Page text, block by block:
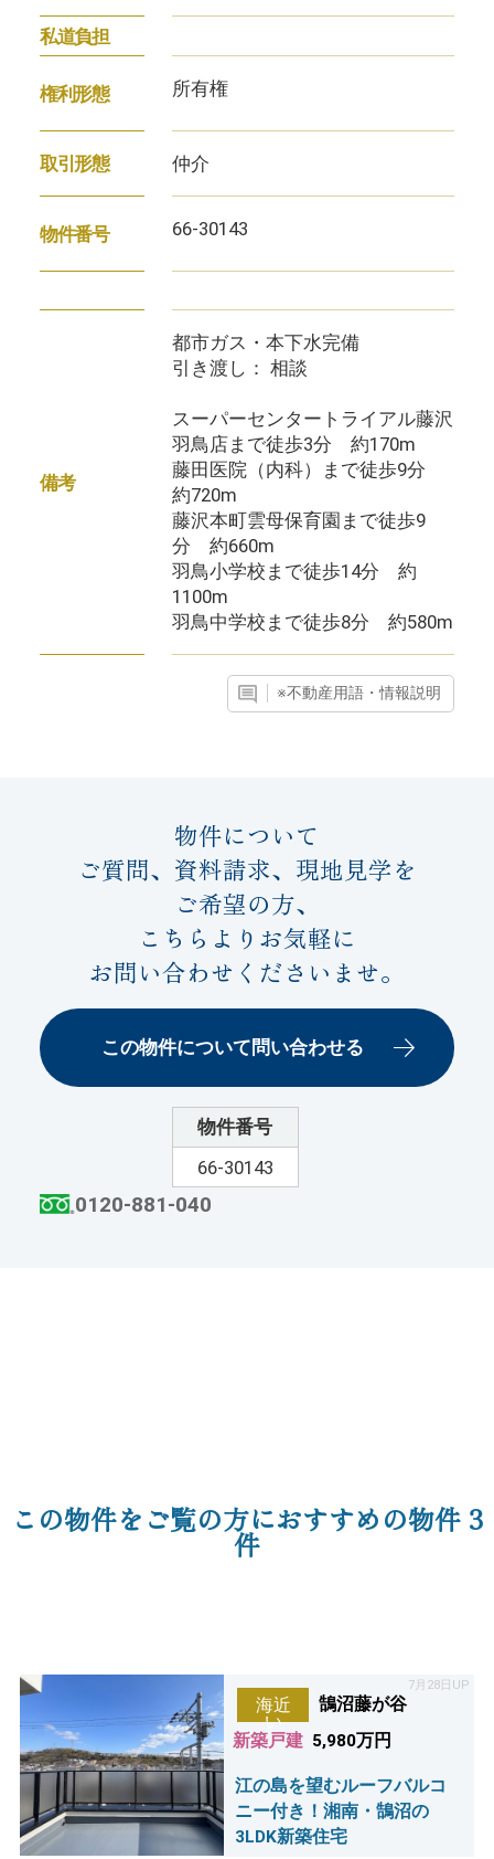
私道負担
権利形態 所有権
取引形態 仲介
物件番号 66-30143
備考
都市ガス・本下水完備
引き渡し： 相談
スーパーセンタートライアル藤沢
羽鳥店まで徒歩3分 約170m
藤田医院（内科）まで徒歩9分
約720m
藤沢本町雲母保育園まで徒歩9
分 約660m
羽鳥小学校まで徒歩14分 約
1100m
羽鳥中学校まで徒歩8分 約580m
※不動産用語・情報説明
物件について
ご質問、資料請求、現地見学を
ご希望の方、
こちらよりお気軽に
お問い合わせくださいませ。
この物件について問い合わせる
物件番号
66-30143
0120-881-040
この物件をご覧の方におすすめの物件 3
件
7月28日UP
海近
い
鵠沼藤が谷
新築戸建 5,980万円
江の島を望むルーフバルコ
ニー付き！湘南・鵠沼の
3LDK新築住宅